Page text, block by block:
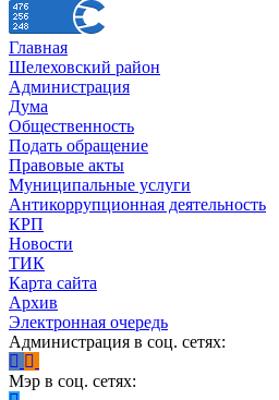
Главная
Шелеховский район
Администрация
Дума
Общественность
Подать обращение
Правовые акты
Муниципальные услуги
Антикоррупционная деятельность
КРП
Новости
ТИК
Карта сайта
Архив
Электронная очередь
Администрация в соц. сетях:
Мэр в соц. сетях: